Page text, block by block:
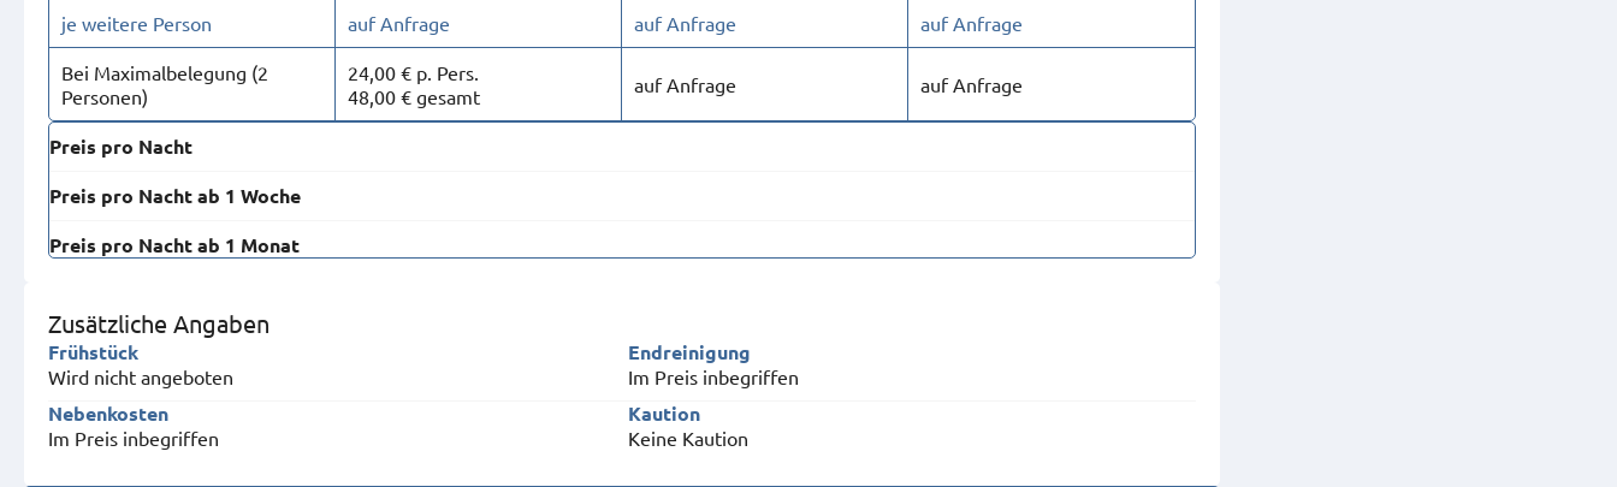
je weitere Person auf Anfrage auf Anfrage auf Anfrage
Bei Maximal­belegung (2
Personen)
24,00 € p. Pers.
48,00 € gesamt
auf Anfrage auf Anfrage
Preis pro Nacht
Preis pro Nacht ab 1 Woche
Preis pro Nacht ab 1 Monat
Zusätzliche Angaben
Frühstück
Wird nicht angeboten
Endreinigung
Im Preis inbegriffen
Nebenkosten
Im Preis inbegriffen
Kaution
Keine Kaution